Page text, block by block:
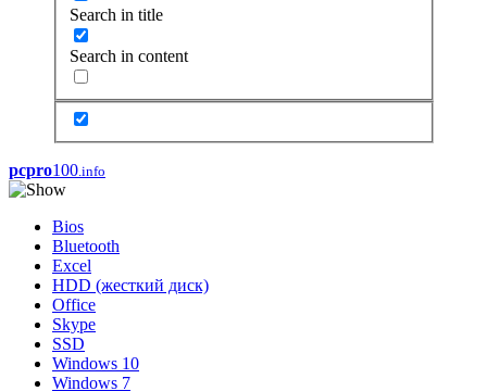
Search in title
Search in content
pcpro100.info
Bios
Bluetooth
Excel
HDD (жесткий диск)
Office
Skype
SSD
Windows 10
Windows 7